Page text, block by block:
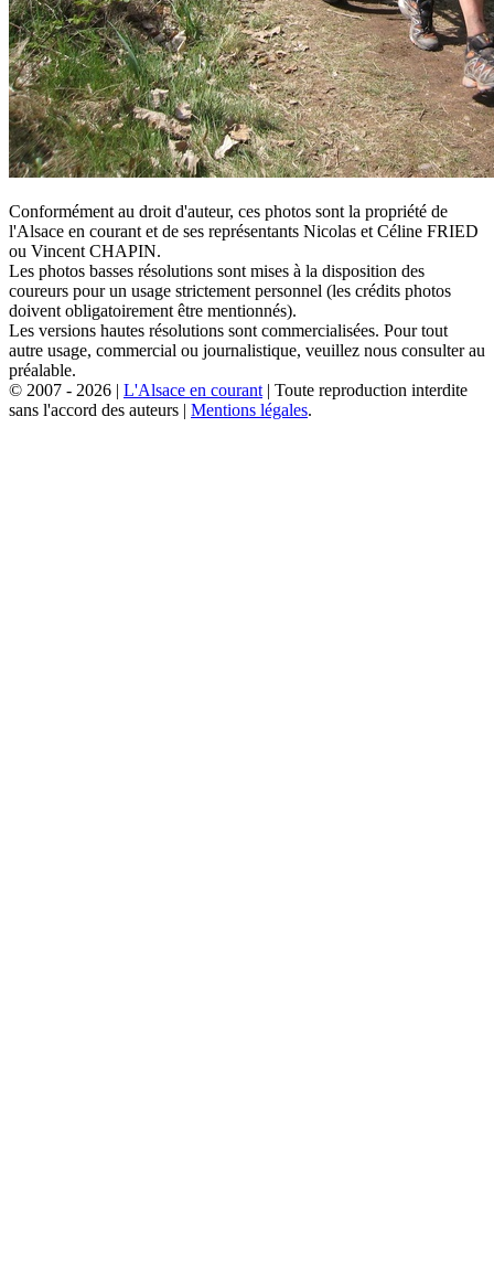
Conformément au droit d'auteur, ces photos sont la propriété de
l'Alsace en courant et de ses représentants Nicolas et Céline FRIED
ou Vincent CHAPIN.
Les photos basses résolutions sont mises à la disposition des
coureurs pour un usage strictement personnel (les crédits photos
doivent obligatoirement être mentionnés).
Les versions hautes résolutions sont commercialisées. Pour tout
autre usage, commercial ou journalistique, veuillez nous consulter au
préalable.
© 2007 - 2026 | L'Alsace en courant | Toute reproduction interdite
sans l'accord des auteurs | Mentions légales.